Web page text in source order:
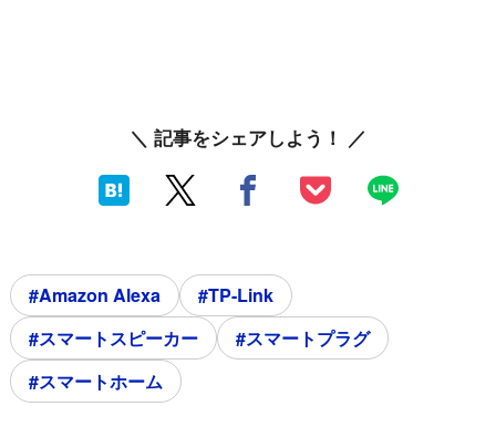
＼ 記事をシェアしよう！ ／
#Amazon Alexa
#TP-Link
#スマートスピーカー
#スマートプラグ
#スマートホーム